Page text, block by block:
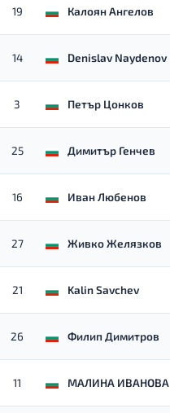
19 Калоян Ангелов
14 Denislav Naydenov
3 Петър Цонков
25 Димитър Генчев
16 Иван Любенов
27 Живко Желязков
21 Kalin Savchev
26 Филип Димитров
11 МАЛИНА ИВАНОВА